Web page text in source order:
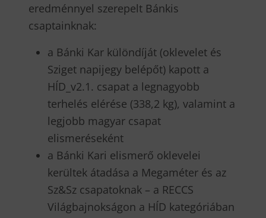
eredménnyel szerepelt Bánkis
csaptainknak:
a Bánki Kar különdíját (oklevelet és
Sziget napijegy belépőt) kapott a
HÍD_v2.1. csapat a legnagyobb
terhelés elérése (338,2 kg), valamint a
legjobb magyar csapat
elismeréseként
a Bánki Kari elismerő oklevelei
kerültek átadása a Megaméter és az
Sz&Sz csapatoknak – a RECCS
Világbajnokságon a HÍD kategóriában